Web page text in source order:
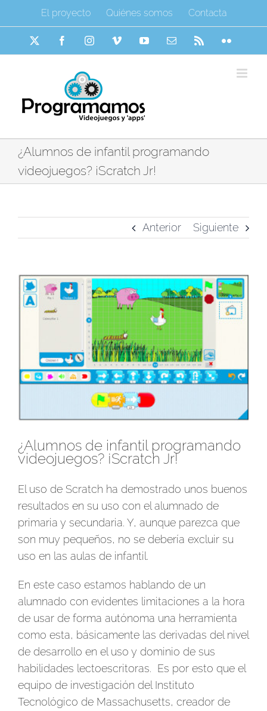
al
contenido
El proyecto Quiénes somos Contacta
FacebookInstagramVimeo YouTubeCorreo
Flickr
¿Alumnos de infantil programando
videojuegos? ¡Scratch Jr!
Anterior Siguiente
Ver
imagen
¿Alumnos de infantil programando
videojuegos? ¡Scratch Jr!
El uso de Scratch ha demostrado unos buenos
resultados en su uso con el alumnado de
primaria y secundaria. Y, aunque parezca que
son muy pequeños, no se debería excluir su
uso en las aulas de infantil.
En este caso estamos hablando de un
alumnado con evidentes limitaciones a la hora
de usar de forma autónoma una herramienta
como esta, básicamente las derivadas del nivel
de desarrollo en el uso y dominio de sus
habilidades lectoescritoras. Es por esto que el
equipo de investigación del Instituto
Tecnológico de Massachusetts, creador de